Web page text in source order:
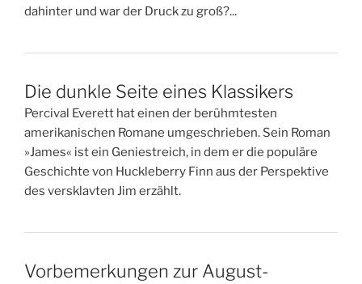
dahinter und war der Druck zu groß?...
Die dunkle Seite eines Klassikers
Percival Everett hat einen der berühmtesten
amerikanischen Romane umgeschrieben. Sein Roman
»James« ist ein Geniestreich, in dem er die populäre
Geschichte von Huckleberry Finn aus der Perspektive
des versklavten Jim erzählt.
Vorbemerkungen zur August-